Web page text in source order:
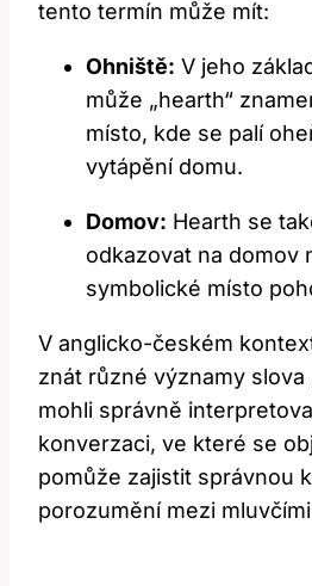
tento ​termín může mít:
Ohniště: ​V jeho
může „hearth“​
místo,‌ kde se ⁤palí
vytápění domu.
Domov: Hearth se
odkazovat na⁣ domov⁤
symbolické místo
V anglicko-českém
znát různé významy​ slova
mohli‍ správně
konverzaci, ve⁣ které se
pomůže zajistit správnou
porozumění mezi​